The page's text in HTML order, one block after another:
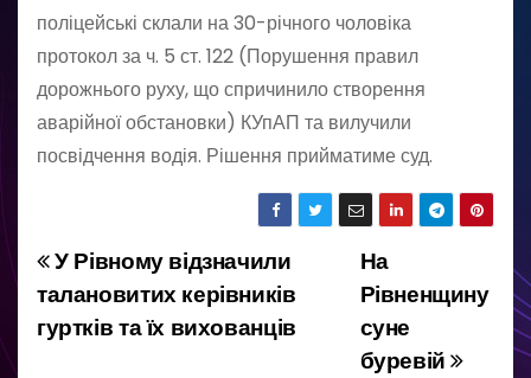
поліцейські склали на 30-річного чоловіка
протокол за ч. 5 ст. 122 (Порушення правил
дорожнього руху, що спричинило створення
аварійної обстановки) КУпАП та вилучили
посвідчення водія. Рішення прийматиме суд.
Н
а
На
Рівненщину
суне
буревій
У Рівному відзначили
талановитих керівників
гуртків та їх вихованців